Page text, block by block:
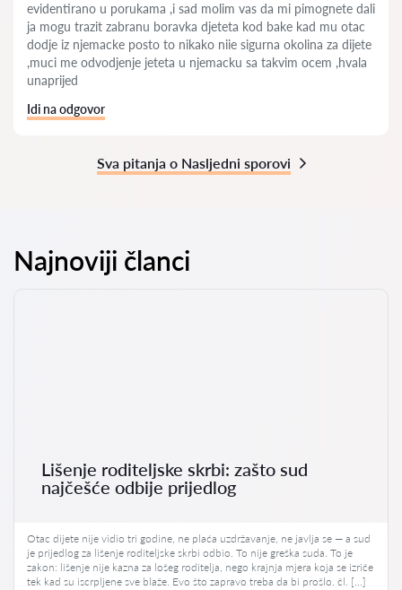
evidentirano u porukama ,i sad molim vas da mi pimognete dali
ja mogu trazit zabranu boravka djeteta kod bake kad mu otac
dodje iz njemacke posto to nikako niie sigurna okolina za dijete
,muci me odvodjenje jeteta u njemacku sa takvim ocem ,hvala
unaprijed
Idi na odgovor
Sva pitanja o Nasljedni sporovi
Najnoviji članci
Lišenje roditeljske skrbi: zašto sud
najčešće odbije prijedlog
Otac dijete nije vidio tri godine, ne plaća uzdržavanje, ne javlja se — a sud
je prijedlog za lišenje roditeljske skrbi odbio. To nije greška suda. To je
zakon: lišenje nije kazna za lošeg roditelja, nego krajnja mjera koja se izriče
tek kad su iscrpljene sve blaže. Evo što zapravo treba da bi prošlo. čl. […]